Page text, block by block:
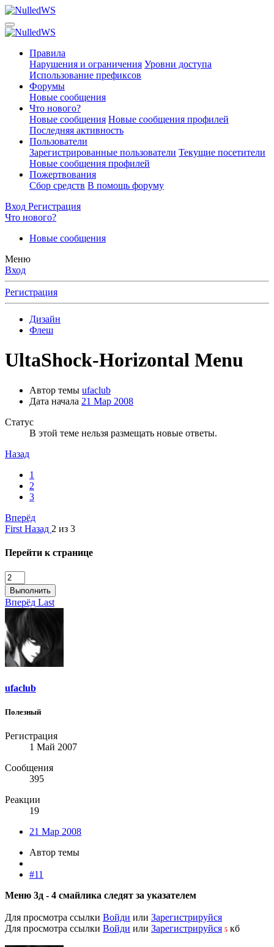
Правила
Нарушения и ограничения Уровни доступа
Использование префиксов
Форумы
Новые сообщения
Что нового?
Новые сообщения Новые сообщения профилей
Последняя активность
Пользователи
Зарегистрированные пользователи Текущие посетители
Новые сообщения профилей
Пожертвования
Сбор средств В помощь форуму
Вход Регистрация
Что нового?
Новые сообщения
Меню
Вход
Регистрация
Дизайн
Флеш
UltaShock-Horizontal Menu
Автор темы ufaclub
Дата начала 21 Мар 2008
Статус
В этой теме нельзя размещать новые ответы.
Назад
1
2
3
Вперёд
First Назад 2 из 3
Перейти к странице
Выполнить
Вперёд Last
ufaclub
Полезный
Регистрация
1 Май 2007
Сообщения
395
Реакции
19
21 Мар 2008
Автор темы
#11
Меню 3д - 4 смайлика следят за указателем
Для просмотра ссылки Войди или Зарегистрируйся
Для просмотра ссылки Войди или Зарегистрируйся 5 кб